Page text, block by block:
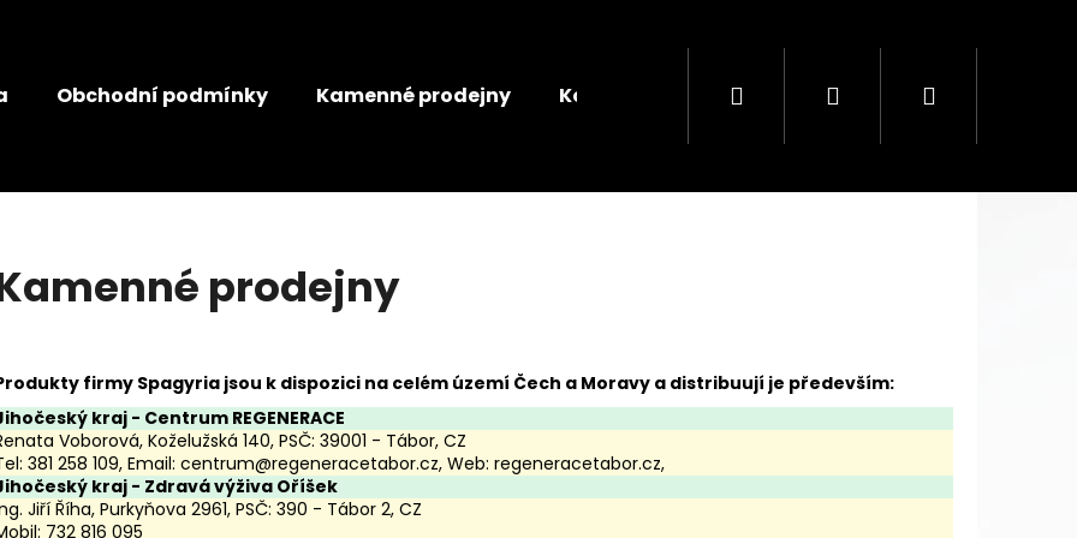
Obchodní podmínky Kamenné prodejny Kontakt Hledat PřihlášeníNákupní
košík
prodejny
firmy Spagyria jsou k dispozici na celém území Čech a Moravy a distribuují je především:
kraj - Centrum REGENERACE
Voborová, Koželužská 140, PSČ: 39001 - Tábor, CZ
381 258 109, Email: centrum@regeneracetabor.cz, Web: regeneracetabor.cz,
kraj - Zdravá výživa Oříšek
Jiří Říha, Purkyňova 2961, PSČ: 390 - Tábor 2, CZ
732 816 095
Následující
JATERNÍ ČAJ
Kč
JANČŮV ŽLUČNÍKOVÝ ČAJ
99 Kč